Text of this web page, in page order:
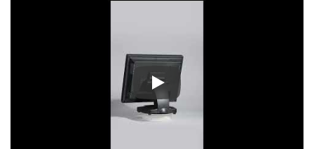
Klik på videoen nedenfor for